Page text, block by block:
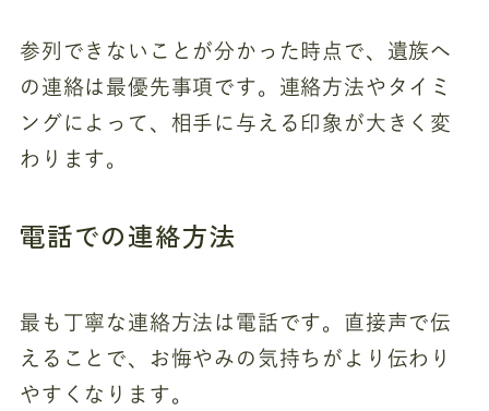
参列できないことが分かった時点で、遺族へ
の連絡は最優先事項です。連絡方法やタイミ
ングによって、相手に与える印象が大きく変
わります。
電話での連絡方法
最も丁寧な連絡方法は電話です。直接声で伝
えることで、お悔やみの気持ちがより伝わり
やすくなります。